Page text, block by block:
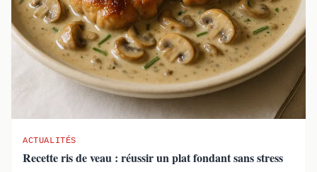
ACTUALITÉS
Recette ris de veau : réussir un plat fondant sans stress